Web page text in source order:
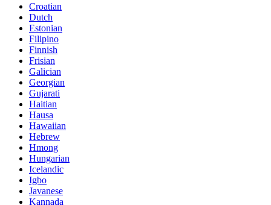
Croatian
Dutch
Estonian
Filipino
Finnish
Frisian
Galician
Georgian
Gujarati
Haitian
Hausa
Hawaiian
Hebrew
Hmong
Hungarian
Icelandic
Igbo
Javanese
Kannada